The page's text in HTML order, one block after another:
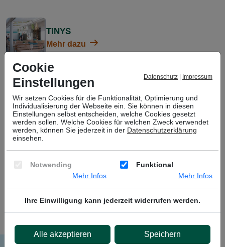
TINYS
Mehr dazu
Oh!lio Homburg
Mehr dazu
Griechisch & Mediterran
Mehr dazu
Italienisch: Pizza, Pasta & „Dolce Vita“
Mehr dazu
Cookie
Einstellungen
Datenschutz Impressum
Wir setzen Cookies für die Funktionalität, Optimierung und
Individualisierung der Webseite ein. Sie können in diesen
Einstellungen selbst entscheiden, welche Cookies gesetzt
werden sollen. Welche Cookies für welchen Zweck verwendet
werden, können Sie jederzeit in der Datenschutzerklärung
einsehen.
Notwending
Mehr Infos
Funktional
Mehr Infos
Ihre Einwilligung kann jederzeit widerrufen werden.
Alle akzeptieren Speichern